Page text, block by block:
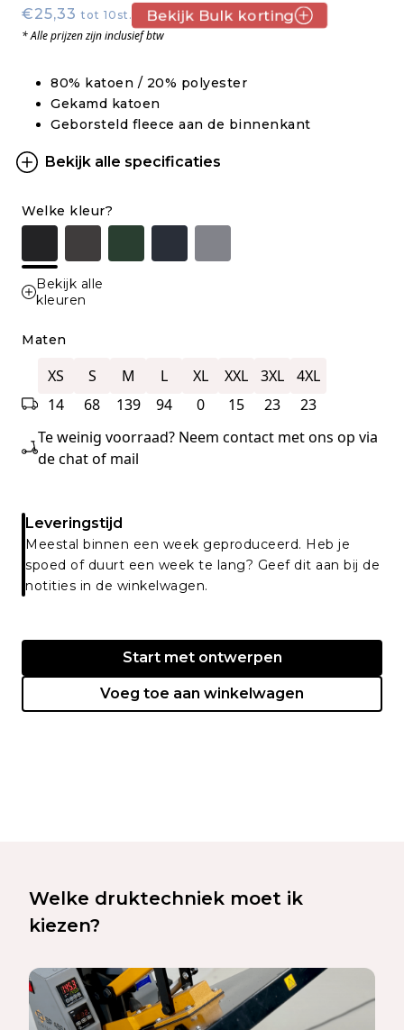
€25,33tot 10st. Bekijk Bulk korting
* Alle prijzen zijn inclusief btw
80% katoen / 20% polyester
Gekamd katoen
Geborsteld fleece aan de binnenkant
Bekijk alle specificaties
Welke kleur?
Bekijk alle
kleuren
Maten
XS
14
S
68
M
139
L
94
XL
0
XXL
15
3XL
23
4XL
23
Te weinig voorraad? Neem contact met ons op via
de chat of mail
Leveringstijd
Meestal binnen een week geproduceerd. Heb je
spoed of duurt een week te lang? Geef dit aan bij de
notities in de winkelwagen.
Start met ontwerpen
Voeg toe aan winkelwagen
Welke druktechniek moet ik
kiezen?